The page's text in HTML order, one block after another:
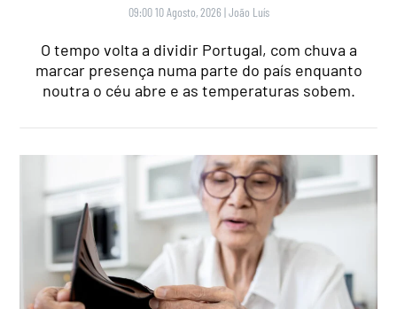
09:00 10 Agosto, 2026 |João Luís
O tempo volta a dividir Portugal, com chuva a
marcar presença numa parte do país enquanto
noutra o céu abre e as temperaturas sobem.